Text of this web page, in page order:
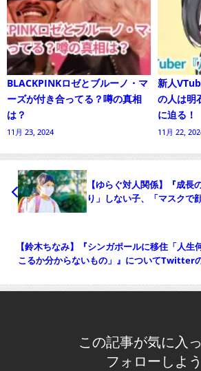
BLACKPINKロゼとブルーノ・マ
ーズが付き合ってる？噂の真相
は？
11月 23, 2024
新人
の人は明
に迫る！
11月 22,
【ゆらぐ対人関係】『成長
り」しない子、「マスクで
【鈴木ちなみ】『シンガポールに移住「人生
こるか分からないもの」』についてTwitter
この記事が気に入
フォローしよう